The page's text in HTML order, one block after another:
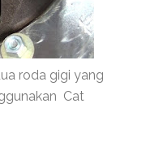
roda gigi yang
Cat